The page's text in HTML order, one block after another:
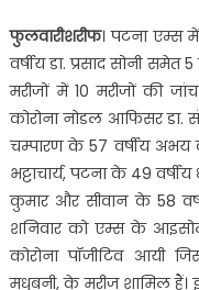
फुलवारीशरीफ। पटना एम्स
वर्षीय डा. प्रसाद सोनी
मरीजों में 10 मरीजों की
कोरोना नोडल आफिसर डा.
चम्पारण के 57 वर्षीय अभय
भट्टाचार्य, पटना के 49
कुमार और सीवान के 58
शनिवार को एम्स के
कोरोना पॉजीटिव आयी
मधुबनी, के मरीज शामिल हैं।